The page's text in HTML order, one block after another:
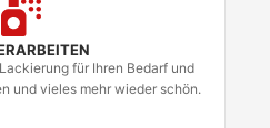
für Ihren Bedarf und
und vieles mehr wieder schön.